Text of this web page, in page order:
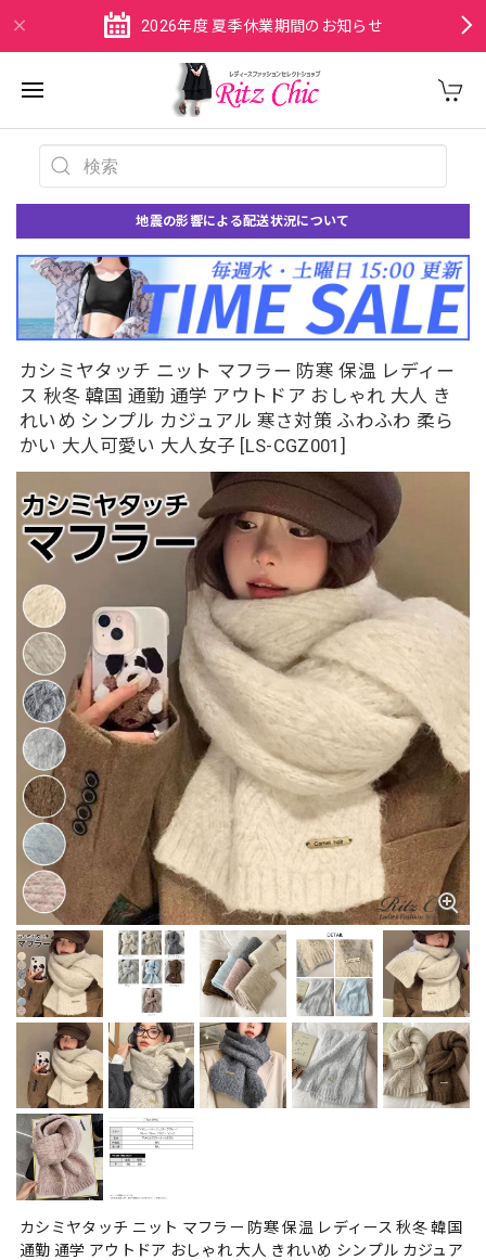
2026年度 夏季休業期間のお知らせ
地震の影響による配送状況について
カシミヤタッチ ニット マフラー 防寒 保温 レディー
ス 秋冬 韓国 通勤 通学 アウトドア おしゃれ 大人 き
れいめ シンプル カジュアル 寒さ対策 ふわふわ 柔ら
かい 大人可愛い 大人女子 [LS-CGZ001]
カシミヤタッチ ニット マフラー 防寒 保温 レディース 秋冬 韓国
通勤 通学 アウトドア おしゃれ 大人 きれいめ シンプル カジュア